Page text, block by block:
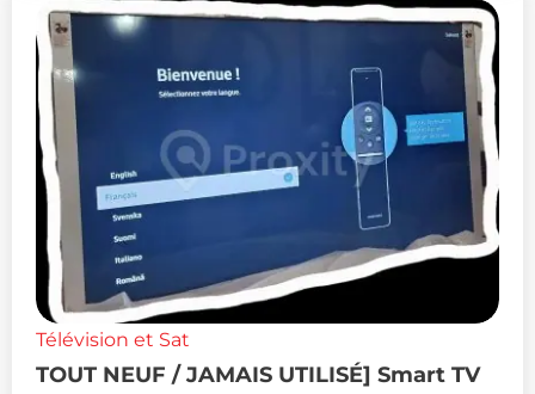
Télévision et Sat
TOUT NEUF / JAMAIS UTILISÉ] Smart TV